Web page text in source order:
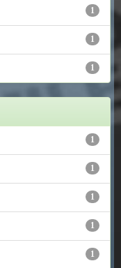
1
1
1
1
1
1
1
1